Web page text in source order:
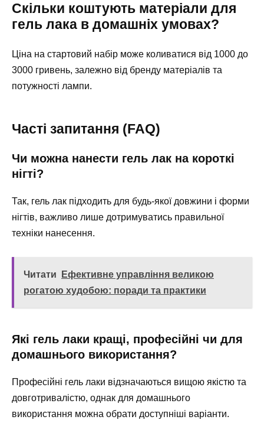
Скільки коштують матеріали для
гель лака в домашніх умовах?
Ціна на стартовий набір може коливатися від 1000 до
3000 гривень, залежно від бренду матеріалів та
потужності лампи.
Часті запитання (FAQ)
Чи можна нанести гель лак на короткі
нігті?
Так, гель лак підходить для будь-якої довжини і форми
нігтів, важливо лише дотримуватись правильної
техніки нанесення.
Читати
Ефективне управління великою
рогатою худобою: поради та практики
Які гель лаки кращі, професійні чи для
домашнього використання?
Професійні гель лаки відзначаються вищою якістю та
довготривалістю, однак для домашнього
використання можна обрати доступніші варіанти.